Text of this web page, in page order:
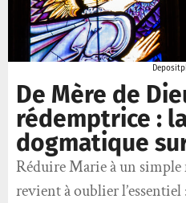
De Mère de
rédemptrice :
dogmatique
Réduire Marie à un simple
revient à oublier